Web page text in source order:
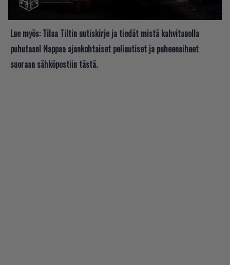
Lue myös: Tilaa Tiltin uutiskirje ja tiedät mistä kahvitauolla
puhutaan! Nappaa ajankohtaiset peliuutiset ja puheenaiheet
suoraan sähköpostiin tästä.